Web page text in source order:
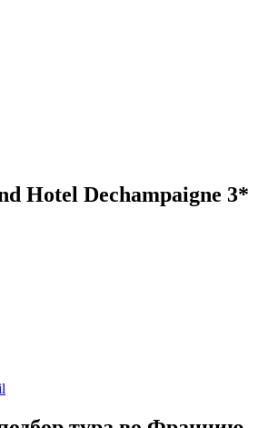
Hotel Dechampaigne 3*